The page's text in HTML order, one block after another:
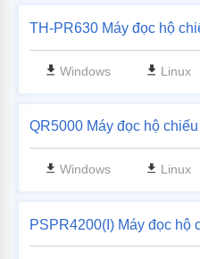
TH-PR630 Máy đọc hộ
Windows Linux
QR5000 Máy đọc hộ chiếu
Windows Linux
PSPR4200(I) Máy đọc hộ